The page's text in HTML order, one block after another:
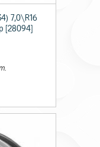
7,0\R16
[28094]